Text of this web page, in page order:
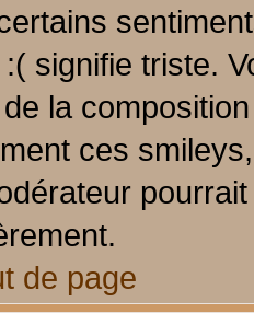
signifie triste.
la
ces
de page